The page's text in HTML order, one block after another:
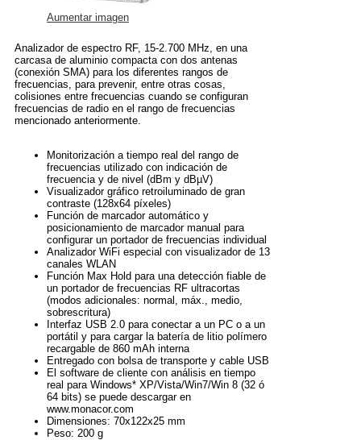
Aumentar imagen
Analizador de espectro RF, 15-2.700 MHz, en una
carcasa de aluminio compacta con dos antenas
(conexión SMA) para los diferentes rangos de
frecuencias, para prevenir, entre otras cosas,
colisiones entre frecuencias cuando se configuran
frecuencias de radio en el rango de frecuencias
mencionado anteriormente.
Monitorización a tiempo real del rango de
frecuencias utilizado con indicación de
frecuencia y de nivel (dBm y dBµV)
Visualizador gráfico retroiluminado de gran
contraste (128x64 píxeles)
Función de marcador automático y
posicionamiento de marcador manual para
configurar un portador de frecuencias individual
Analizador WiFi especial con visualizador de 13
canales WLAN
Función Max Hold para una detección fiable de
un portador de frecuencias RF ultracortas
(modos adicionales: normal, máx., medio,
sobrescritura)
Interfaz USB 2.0 para conectar a un PC o a un
portátil y para cargar la batería de litio polímero
recargable de 860 mAh interna
Entregado con bolsa de transporte y cable USB
El software de cliente con análisis en tiempo
real para Windows* XP/Vista/Win7/Win 8 (32 ó
64 bits) se puede descargar en
www.monacor.com
Dimensiones: 70x122x25 mm
Peso: 200 g